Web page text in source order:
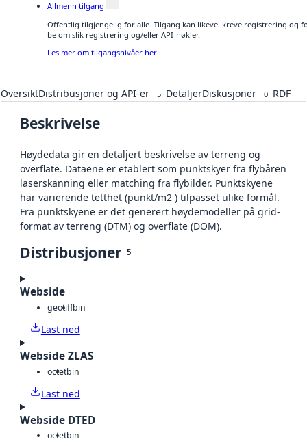
Allmenn tilgang
Offentlig tilgjengelig for alle. Tilgang kan likevel kreve registrering og
be om slik registrering og/eller API-nøkler.
Les mer om tilgangsnivåer her
OversiktDistribusjoner og API-er 5 DetaljerDiskusjoner 0 RDF
Beskrivelse
Høydedata gir en detaljert beskrivelse av terreng og
overflate. Dataene er etablert som punktskyer fra flybåren
laserskanning eller matching fra flybilder. Punktskyene
har varierende tetthet (punkt/m2 ) tilpasset ulike formål.
Fra punktskyene er det generert høydemodeller på grid-
format av terreng (DTM) og overflate (DOM).
Distribusjoner 5
Webside
geotiffbin
Last ned
Webside ZLAS
octetbin
Last ned
Webside DTED
octetbin